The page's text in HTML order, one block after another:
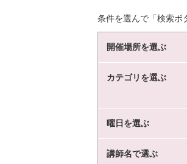
条件を選んで「検索ボ
開催場所を選ぶ
カテゴリを選ぶ
曜日を選ぶ
講師名で選ぶ